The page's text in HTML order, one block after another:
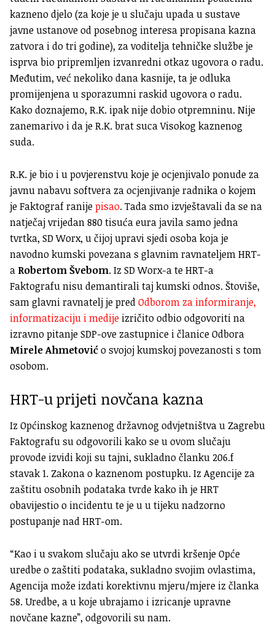
kazneno djelo (za koje je u slučaju upada u sustave
javne ustanove od posebnog interesa propisana kazna
zatvora i do tri godine), za voditelja tehničke službe je
isprva bio pripremljen izvanredni otkaz ugovora o radu.
Međutim, već nekoliko dana kasnije, ta je odluka
promijenjena u sporazumni raskid ugovora o radu.
Kako doznajemo, R.K. ipak nije dobio otpremninu. Nije
zanemarivo i da je R.K. brat suca Visokog kaznenog
suda.
R.K. je bio i u povjerenstvu koje je ocjenjivalo ponude za
javnu nabavu softvera za ocjenjivanje radnika o kojem
je Faktograf ranijepisao. Tada smo izvještavali da se na
natječaj vrijedan 880 tisuća eura javila samo jedna
tvrtka, SD Worx, u čijoj upravi sjedi osoba koja je
navodno kumski povezana s glavnim ravnateljem HRT-
a Robertom Švebom. Iz SD Worx-a te HRT-a
Faktografu nisu demantirali taj kumski odnos. Štoviše,
sam glavni ravnatelj je predOdborom za informiranje,
informatizaciju i medije izričito odbio odgovoriti na
izravno pitanje SDP-ove zastupnice i članice Odbora
Mirele Ahmetovićo svojoj kumskoj povezanosti s tom
osobom.
HRT-u prijeti novčana kazna
Iz Općinskog kaznenog državnog odvjetništva u Zagrebu
Faktografu su odgovorili kako se u ovom slučaju
provode izvidi koji su tajni, sukladno članku 206.f
stavak 1. Zakona o kaznenom postupku. Iz Agencije za
zaštitu osobnih podataka tvrde kako ih je HRT
obavijestio o incidentu te je u u tijeku nadzorno
postupanje nad HRT-om.
“Kao i u svakom slučaju ako se utvrdi kršenje Opće
uredbe o zaštiti podataka, sukladno svojim ovlastima,
Agencija može izdati korektivnu mjeru/mjere iz članka
58. Uredbe, a u koje ubrajamo i izricanje upravne
novčane kazne”, odgovorili su nam.